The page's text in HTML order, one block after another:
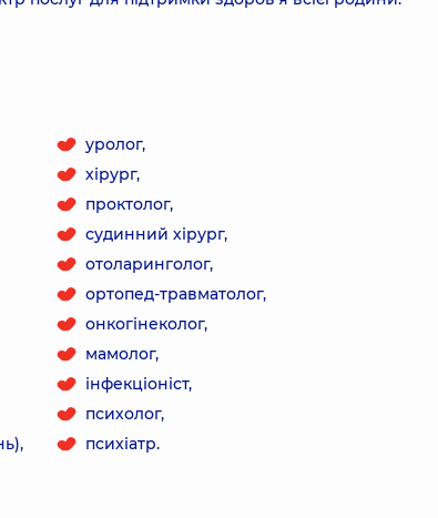
уролог,
хірург,
проктолог,
судинний хірург,
отоларинголог,
ортопед-травматолог,
онкогінеколог,
мамолог,
інфекціоніст,
психолог,
психіатр.